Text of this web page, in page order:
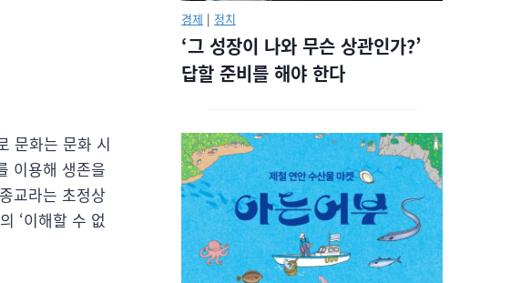
문화는 문화 시
이용해 생존을
교라는 초정상
‘이해할 수 없
경제 | 정치
‘그 성장이 나와 무슨 상관인가?’
답할 준비를 해야 한다